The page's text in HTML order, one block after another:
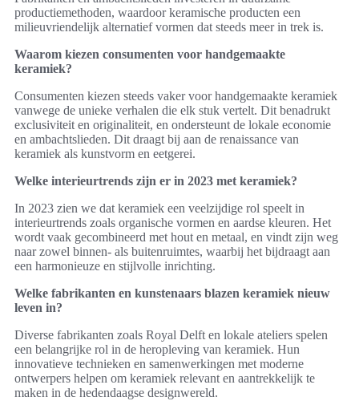
productiemethoden, waardoor keramische producten een
milieuvriendelijk alternatief vormen dat steeds meer in trek is.
Waarom kiezen consumenten voor handgemaakte
keramiek?
Consumenten kiezen steeds vaker voor handgemaakte keramiek
vanwege de unieke verhalen die elk stuk vertelt. Dit benadrukt
exclusiviteit en originaliteit, en ondersteunt de lokale economie
en ambachtslieden. Dit draagt bij aan de renaissance van
keramiek als kunstvorm en eetgerei.
Welke interieurtrends zijn er in 2023 met keramiek?
In 2023 zien we dat keramiek een veelzijdige rol speelt in
interieurtrends zoals organische vormen en aardse kleuren. Het
wordt vaak gecombineerd met hout en metaal, en vindt zijn weg
naar zowel binnen- als buitenruimtes, waarbij het bijdraagt aan
een harmonieuze en stijlvolle inrichting.
Welke fabrikanten en kunstenaars blazen keramiek nieuw
leven in?
Diverse fabrikanten zoals Royal Delft en lokale ateliers spelen
een belangrijke rol in de heropleving van keramiek. Hun
innovatieve technieken en samenwerkingen met moderne
ontwerpers helpen om keramiek relevant en aantrekkelijk te
maken in de hedendaagse designwereld.